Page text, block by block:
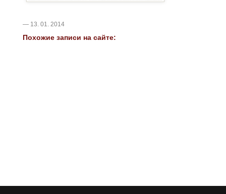
— 13. 01. 2014
Похожие записи на сайте: